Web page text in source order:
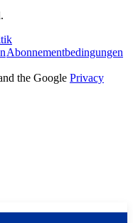
Abonnementbedingungen
the Google Privacy